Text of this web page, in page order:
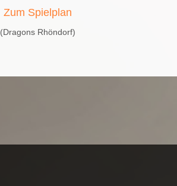
Zum Spielplan
(Dragons Rhöndorf)